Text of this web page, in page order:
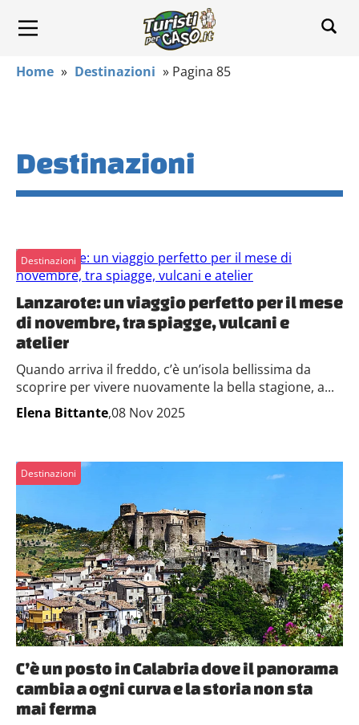
Home » Destinazioni » Pagina 85
Destinazioni
Destinazioni
Lanzarote: un viaggio perfetto per il mese
di novembre, tra spiagge, vulcani e
atelier
Quando arriva il freddo, c’è un’isola bellissima da
scoprire per vivere nuovamente la bella stagione, a...
Elena Bittante,08 Nov 2025
Destinazioni
C’è un posto in Calabria dove il panorama
cambia a ogni curva e la storia non sta
mai ferma